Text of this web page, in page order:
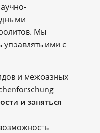
Мы
управлять ими с
и межфазных
и заняться